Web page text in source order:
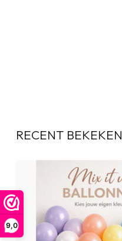
9,0
RECENT BEKEKEN